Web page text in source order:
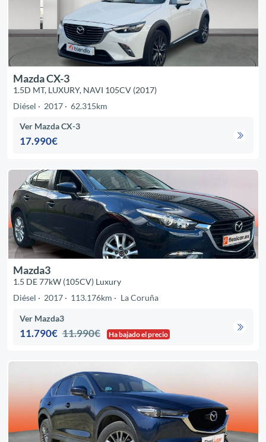
Mazda CX-3
1.5D MT, LUXURY, NAVI 105CV (2017)
Diésel
2017 62.315km
Ver Mazda CX-3
17.990€
Mazda3
1.5 DE 77kW (105CV) Luxury
Diésel
2017 113.176km La Coruña
Ver Mazda3
11.790€ 11.990€ Ha bajado el precio